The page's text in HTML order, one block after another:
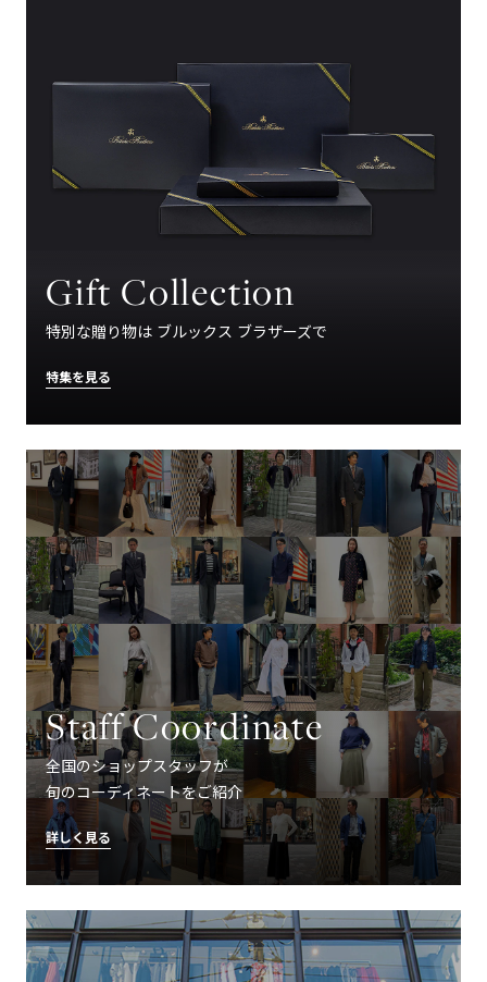
Gift Collection
特別な贈り物は ブルックス ブラザーズで
特集を見る
Staff Coordinate
全国のショップスタッフが
旬のコーディネートをご紹介
詳しく見る